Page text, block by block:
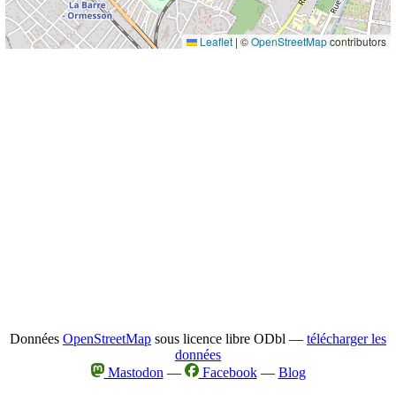
Leaflet | ©OpenStreetMapcontributors
Données OpenStreetMap sous licence libre ODbl — télécharger les
données
Mastodon — Facebook— Blog